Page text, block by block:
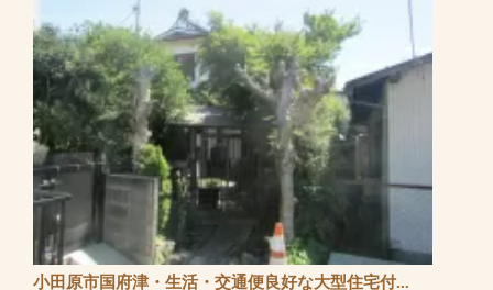
小田原市国府津・生活・交通便良好な大型住宅付...